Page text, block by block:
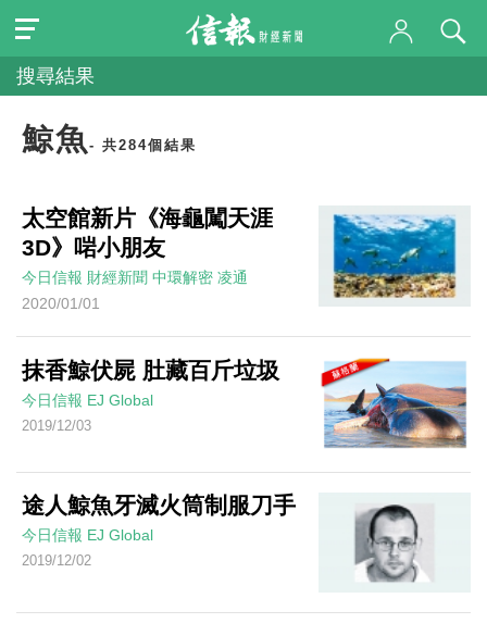
搜尋結果
鯨魚 - 共284個結果
太空館新片《海龜闖天涯
3D》啱小朋友
今日信報 財經新聞 中環解密 凌通
2020/01/01
抹香鯨伏屍 肚藏百斤垃圾
今日信報 EJ Global
2019/12/03
途人鯨魚牙滅火筒制服刀手
今日信報 EJ Global
2019/12/02